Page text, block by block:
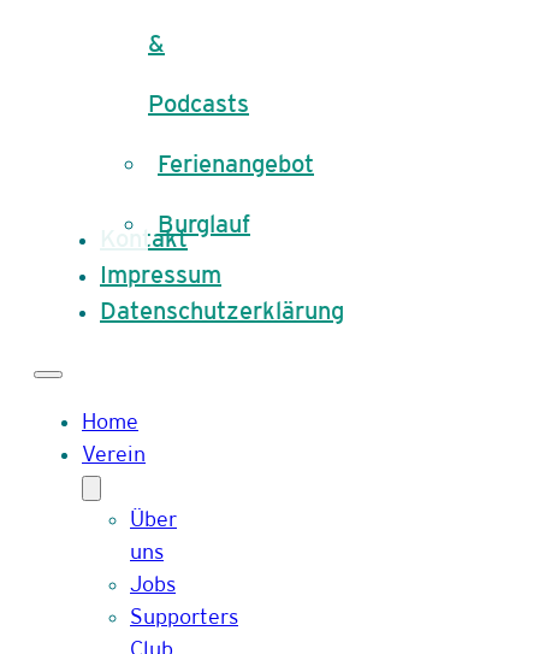
&
Podcasts
Ferienangebot
Burglauf
Kontakt
Impressum
Datenschutzerklärung
Home
Verein
Über
uns
Jobs
Supporters
Club